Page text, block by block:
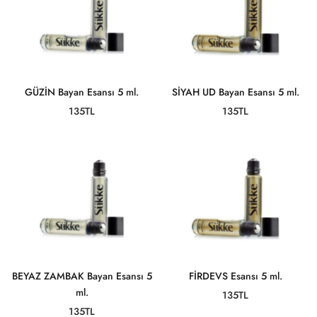
GÜZİN Bayan Esansı 5 ml.
135TL
SİYAH UD Bayan Esansı 5 ml.
135TL
BEYAZ ZAMBAK Bayan Esansı 5
ml.
135TL
FİRDEVS Esansı 5 ml.
135TL